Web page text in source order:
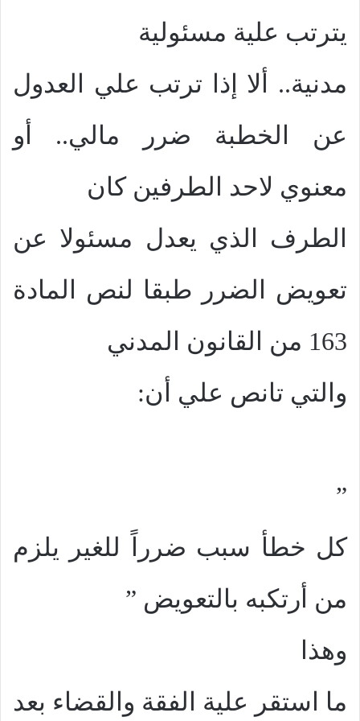
يترتب علية مسئولية
مدنية.. ألا إذا ترتب علي العدول
عن الخطبة ضرر مالي.. أو
معنوي لاحد الطرفين كان
الطرف الذي يعدل مسئولا عن
تعويض الضرر طبقا لنص المادة
163 من القانون المدني
والتي تانص علي أن:
”
كل خطأ سبب ضرراً للغير يلزم
من أرتكبه بالتعويض ”
وهذا
ما استقر علية الفقة والقضاء بعد